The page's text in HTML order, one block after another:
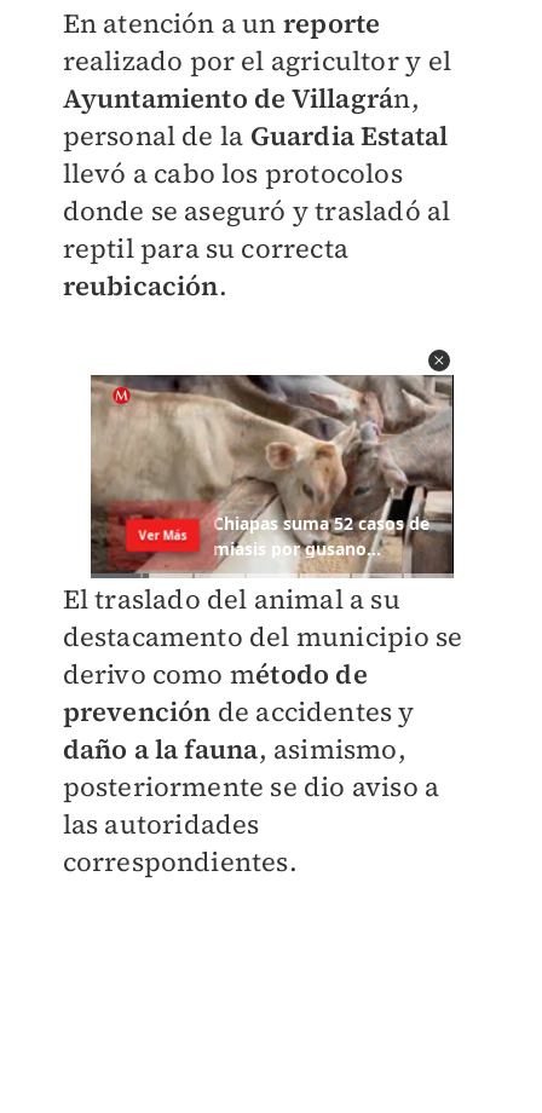
En atención a un reporte
realizado por el agricultor y el
Ayuntamiento de Villagrán,
personal de la Guardia Estatal
llevó a cabo los protocolos
donde se aseguró y trasladó al
reptil para su correcta
reubicación.
El traslado del animal a su
destacamento del municipio se
derivo como método de
prevención de accidentes y
daño a la fauna, asimismo,
posteriormente se dio aviso a
las autoridades
correspondientes.